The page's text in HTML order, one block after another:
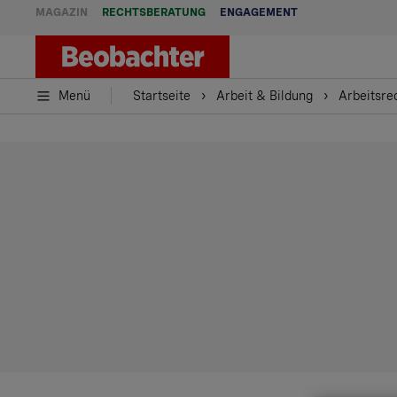
MAGAZIN RECHTSBERATUNG ENGAGEMENT
Menü Startseite Arbeit & Bildung